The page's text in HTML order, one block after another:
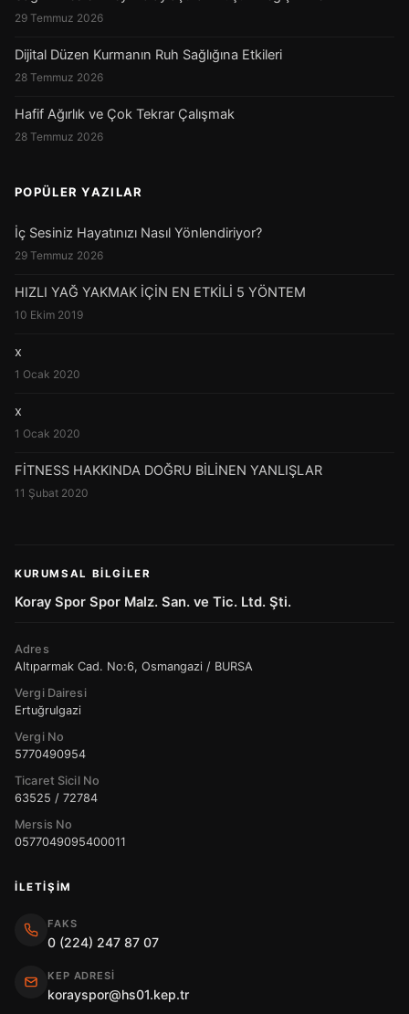
29 Temmuz 2026
Dijital Düzen Kurmanın Ruh Sağlığına Etkileri
28 Temmuz 2026
Hafif Ağırlık ve Çok Tekrar Çalışmak
28 Temmuz 2026
POPÜLER YAZILAR
İç Sesiniz Hayatınızı Nasıl Yönlendiriyor?
29 Temmuz 2026
HIZLI YAĞ YAKMAK İÇİN EN ETKİLİ 5 YÖNTEM
10 Ekim 2019
x
1 Ocak 2020
x
1 Ocak 2020
FİTNESS HAKKINDA DOĞRU BİLİNEN YANLIŞLAR
11 Şubat 2020
KURUMSAL BILGILER
Koray Spor Spor Malz. San. ve Tic. Ltd. Şti.
Adres
Altıparmak Cad. No:6, Osmangazi / BURSA
Vergi Dairesi
Ertuğrulgazi
Vergi No
5770490954
Ticaret Sicil No
63525 / 72784
Mersis No
0577049095400011
İLETIŞIM
FAKS
0 (224) 247 87 07
KEP ADRESI
korayspor@hs01.kep.tr